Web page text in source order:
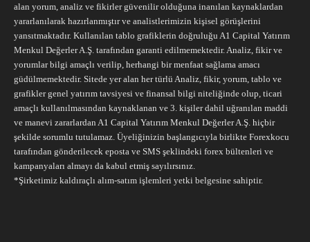
alan yorum, analiz ve fikirler güvenilir olduğuna inanılan kaynaklardan
yararlanılarak hazırlanmıştır ve analistlerimizin kişisel görüşlerini
yansıtmaktadır. Kullanılan tablo grafiklerin doğruluğu A1 Capital Yatırım
Menkul Değerler A.Ş. tarafından garanti edilmemektedir. Analiz, fikir ve
yorumlar bilgi amaçlı verilip, herhangi bir menfaat sağlama amacı
güdülmemektedir. Sitede yer alan her türlü Analiz, fikir, yorum, tablo ve
grafikler genel yatırım tavsiyesi ve finansal bilgi niteliğinde olup, ticari
amaçlı kullanılmasından kaynaklanan ve 3. kişiler dahil uğranılan maddi
ve manevi zararlardan A1 Capital Yatırım Menkul Değerler A.Ş. hiçbir
şekilde sorumlu tutulamaz. Üyeliğinizin başlangıcıyla birlikte Forexkocu
tarafından gönderilecek eposta ve SMS şeklindeki forex bültenleri ve
kampanyaları almayı da kabul etmiş sayılırsınız.
*Şirketimiz kaldıraçlı alım-satım işlemleri yetki belgesine sahiptir.